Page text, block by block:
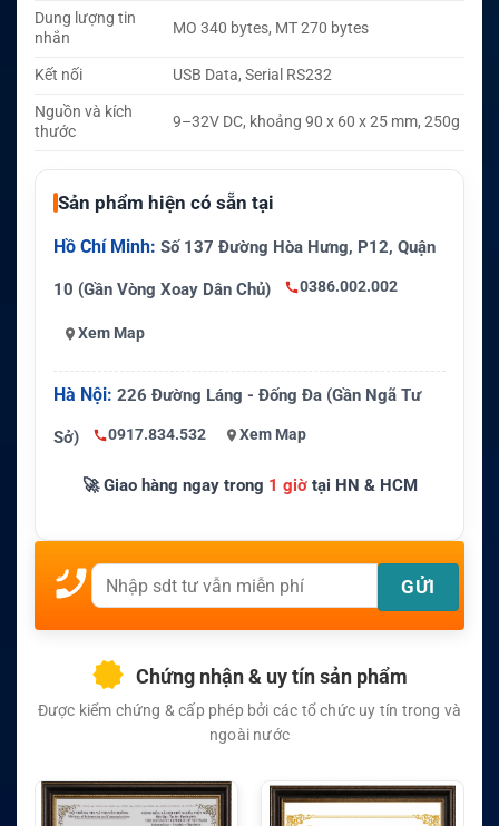
Dung lượng tin
nhắn
MO 340 bytes, MT 270 bytes
Kết nối
USB Data, Serial RS232
Nguồn và kích
thước
9–32V DC, khoảng 90 x 60 x 25 mm, 250g
Sản phẩm hiện có sẵn tại
Hồ Chí Minh: Số 137 Đường Hòa Hưng, P12, Quận
10 (Gần Vòng Xoay Dân Chủ) 0386.002.002
Xem Map
Hà Nội: 226 Đường Láng - Đống Đa (Gần Ngã Tư
Sở) 0917.834.532 Xem Map
🚀 Giao hàng ngay trong 1 giờtại HN & HCM
Chứng nhận & uy tín sản phẩm
Được kiểm chứng & cấp phép bởi các tổ chức uy tín trong và
ngoài nước